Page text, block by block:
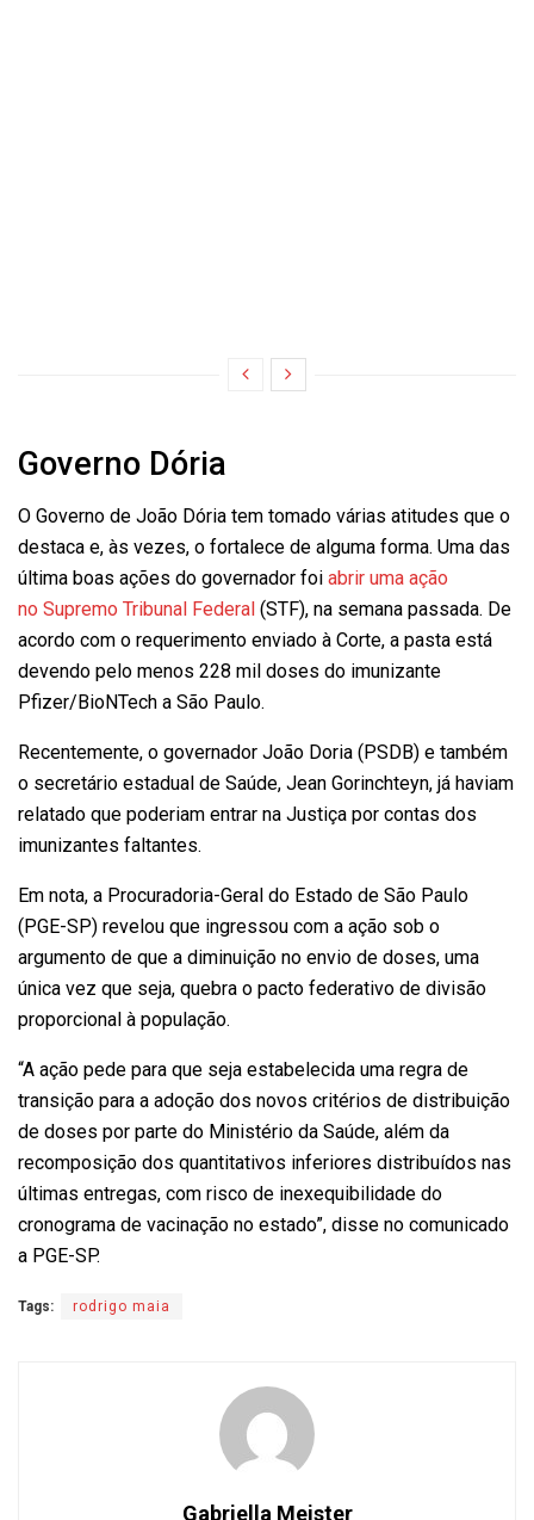
Governo Dória
O Governo de João Dória tem tomado várias atitudes que o
destaca e, às vezes, o fortalece de alguma forma. Uma das
última boas ações do governador foi abrir uma ação
no Supremo Tribunal Federal (STF), na semana passada. De
acordo com o requerimento enviado à Corte, a pasta está
devendo pelo menos 228 mil doses do imunizante
Pfizer/BioNTech a São Paulo.
Recentemente, o governador João Doria (PSDB) e também
o secretário estadual de Saúde, Jean Gorinchteyn, já haviam
relatado que poderiam entrar na Justiça por contas dos
imunizantes faltantes.
Em nota, a Procuradoria-Geral do Estado de São Paulo
(PGE-SP) revelou que ingressou com a ação sob o
argumento de que a diminuição no envio de doses, uma
única vez que seja, quebra o pacto federativo de divisão
proporcional à população.
“A ação pede para que seja estabelecida uma regra de
transição para a adoção dos novos critérios de distribuição
de doses por parte do Ministério da Saúde, além da
recomposição dos quantitativos inferiores distribuídos nas
últimas entregas, com risco de inexequibilidade do
cronograma de vacinação no estado”, disse no comunicado
a PGE-SP.
Tags: rodrigo maia
Gabriella Meister